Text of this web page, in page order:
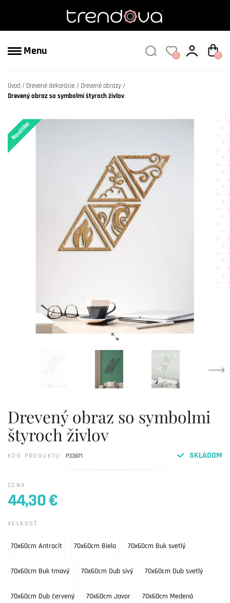
Menu 0 0
Úvod Drevené dekorácie
Drevené obrazy
Drevený obraz so symbolmi štyroch živlov
Novinka
Drevený obraz so symbolmi
štyroch živlov
SKLADOM
KÓD PRODUKTU: P33871
CENA
44,30 €
VEĽKOSŤ
70x60cm Antracit 70x60cm Biela 70x60cm Buk svetlý
70x60cm Buk tmavý 70x60cm Dub sivý 70x60cm Dub svetlý
70x60cm Dub červený 70x60cm Javor 70x60cm Medená